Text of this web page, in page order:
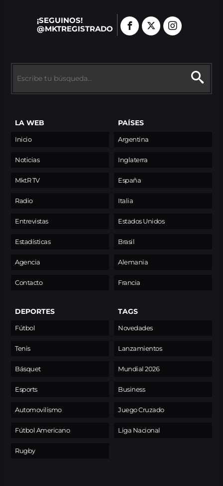
¡SEGUINOS!
@MKTREGISTRADO
LA WEB
Inicio
Noticias
MktR TV
Radio
Entrevistas
Estadísticas
Agencia
Contacto
PAÍSES
Argentina
Inglaterra
España
Italia
Estados Unidos
Brasil
Alemania
Francia
DEPORTES
Fútbol
Tenis
Básquet
Esports
Automovilismo
Fútbol Americano
Rugby
TAGS
Novedades
Lanzamientos
Mundial 2026
Business
Juego Cruzado
Liga Nacional